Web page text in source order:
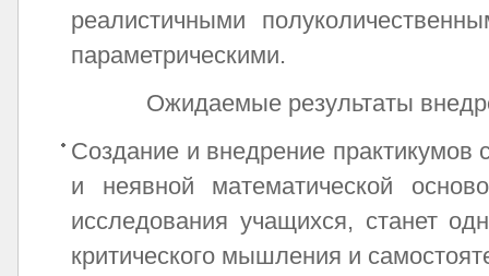
реалистичными
параметрическими.
Ожидаемые результаты
Создание и внедрение практикумов
и неявной математической
исследования учащихся, станет
критического мышления и